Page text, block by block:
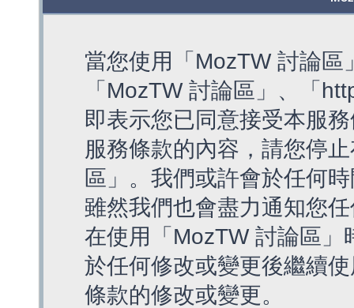
當您使用「MozTW 討論
「MozTW 討論區」、「
即表示您已同意接受本服
服務條款的內容，請您停
區」。我們或許會於任何
雖然我們也會盡力通知您
在使用「MozTW 討論區
於任何修改或變更後繼續
條款的修改或變更。